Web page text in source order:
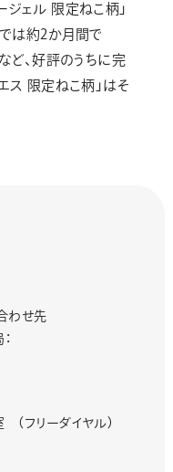
ジェル 限定ねこ柄」
は約2か月間で
ど、好評のうちに完
ス 限定ねこ柄」はそ
わせ先
フリーダイヤル）